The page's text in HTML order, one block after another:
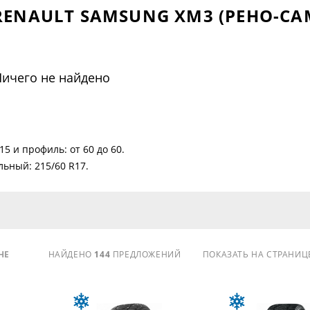
SAMSUNG XM3 (РЕНО-
не найдено
и профиль: от 60 до 60.
215/60 R17.
НАЙДЕНО 144 ПРЕДЛОЖЕНИЙ ПОКАЗАТЬ НА